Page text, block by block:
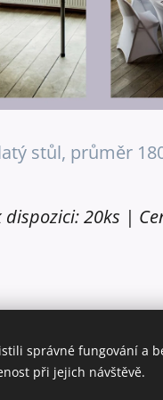
stůl, průměr
dispozici: 20ks |
správné fungování a
při jejich návštěvě.